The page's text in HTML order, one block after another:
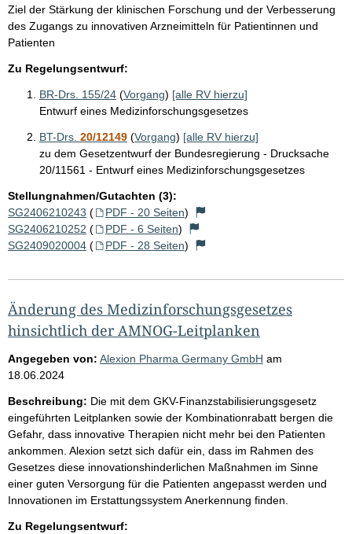
Ziel der Stärkung der klinischen Forschung und der Verbesserung
des Zugangs zu innovativen Arzneimitteln für Patientinnen und
Patienten
Zu Regelungsentwurf:
BR-Drs. 155/24 (Vorgang) [alle RV hierzu]
Entwurf eines Medizinforschungsgesetzes
BT-Drs. 20/12149 (Vorgang) [alle RV hierzu]
zu dem Gesetzentwurf der Bundesregierung - Drucksache
20/11561 - Entwurf eines Medizinforschungsgesetzes
Stellungnahmen/Gutachten (3):
SG2406210243 ( PDF - 20 Seiten)
SG2406210252 ( PDF - 6 Seiten)
SG2409020004 ( PDF - 28 Seiten)
Änderung des Medizinforschungsgesetzes
hinsichtlich der AMNOG-Leitplanken
Angegeben von: Alexion Pharma Germany GmbH am
18.06.2024
Beschreibung: Die mit dem GKV-Finanzstabilisierungsgesetz
eingeführten Leitplanken sowie der Kombinationrabatt bergen die
Gefahr, dass innovative Therapien nicht mehr bei den Patienten
ankommen. Alexion setzt sich dafür ein, dass im Rahmen des
Gesetzes diese innovationshinderlichen Maßnahmen im Sinne
einer guten Versorgung für die Patienten angepasst werden und
Innovationen im Erstattungssystem Anerkennung finden.
Zu Regelungsentwurf: